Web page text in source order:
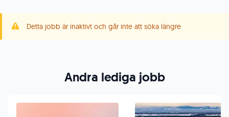
Detta jobb är inaktivt och går inte att söka längre
Andra lediga jobb